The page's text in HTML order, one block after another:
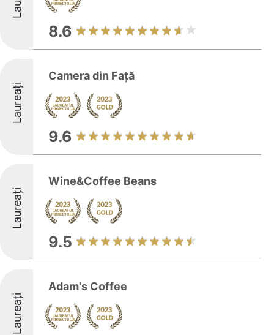
8.6
Laureați
Camera din Față
9.6
Laureați
Wine&Coffee Beans
9.5
Laureați
Adam's Coffee